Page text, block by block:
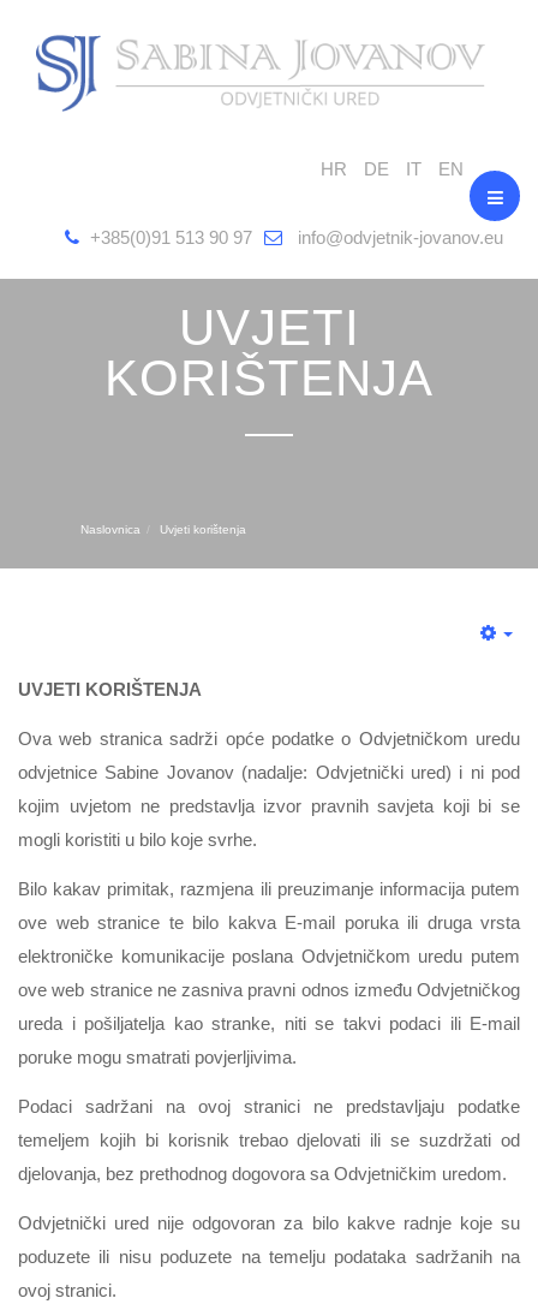
HR DE IT EN
+385(0)91 513 90 97 info@odvjetnik-jovanov.eu
UVJETI
KORIŠTENJA
Naslovnica Uvjeti korištenja
UVJETI KORIŠTENJA
Ova web stranica sadrži opće podatke o Odvjetničkom uredu
odvjetnice Sabine Jovanov (nadalje: Odvjetnički ured) i ni pod
kojim uvjetom ne predstavlja izvor pravnih savjeta koji bi se
mogli koristiti u bilo koje svrhe.
Bilo kakav primitak, razmjena ili preuzimanje informacija putem
ove web stranice te bilo kakva E-mail poruka ili druga vrsta
elektroničke komunikacije poslana Odvjetničkom uredu putem
ove web stranice ne zasniva pravni odnos između Odvjetničkog
ureda i pošiljatelja kao stranke, niti se takvi podaci ili E-mail
poruke mogu smatrati povjerljivima.
Podaci sadržani na ovoj stranici ne predstavljaju podatke
temeljem kojih bi korisnik trebao djelovati ili se suzdržati od
djelovanja, bez prethodnog dogovora sa Odvjetničkim uredom.
Odvjetnički ured nije odgovoran za bilo kakve radnje koje su
poduzete ili nisu poduzete na temelju podataka sadržanih na
ovoj stranici.